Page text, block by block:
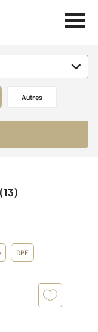
Autres
DPE